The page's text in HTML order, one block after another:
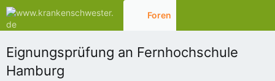
Foren
Eignungsprüfung an Fernhochschule
Hamburg